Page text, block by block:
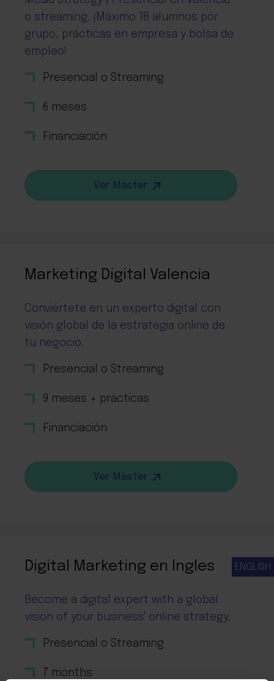
o streaming. ¡Máximo 18 alumnos por
grupo, prácticas en empresa y bolsa de
empleo!
Presencial o Streaming
6 meses
Financiación
Ver Máster
Marketing Digital Valencia
Conviértete en un experto digital con
visión global de la estrategia online de
tu negocio.
Presencial o Streaming
9 meses + prácticas
Financiación
Ver Máster
ENGLISH
Digital Marketing en Ingles
Become a digital expert with a global
vision of your business' online strategy.
Presencial o Streaming
7 months